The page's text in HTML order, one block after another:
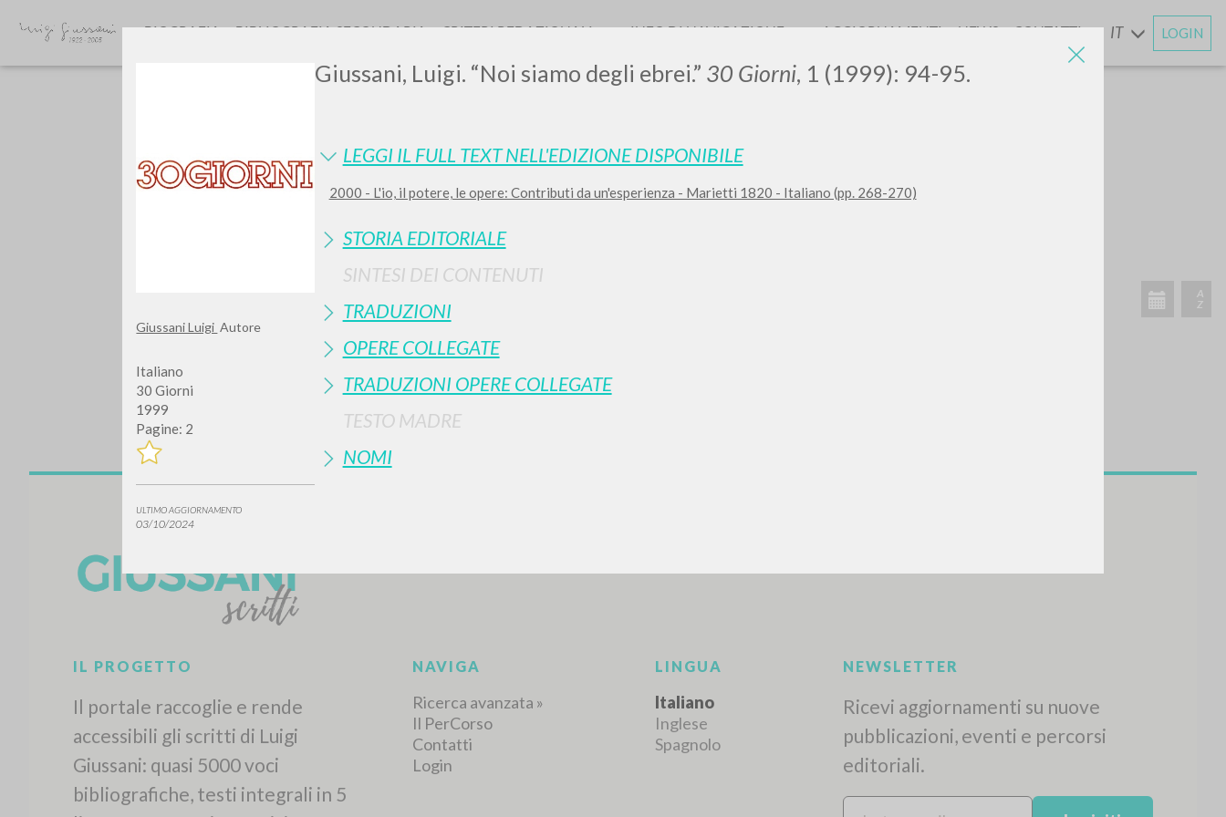
Giussani Luigi Autore
Italiano
30 Giorni
1999
Pagine: 2
ULTIMO AGGIORNAMENTO
03/10/2024
Giussani, Luigi. “Noi siamo degli ebrei.” 30 Giorni, 1 (1999): 94-95.
LEGGI IL FULL TEXT NELL'EDIZIONE DISPONIBILE
2000 - L'io, il potere, le opere: Contributi da un'esperienza - Marietti 1820 - Italiano (pp. 268-270)
STORIA EDITORIALE
SINTESI DEI CONTENUTI
TRADUZIONI
OPERE COLLEGATE
TRADUZIONI OPERE COLLEGATE
TESTO MADRE
NOMI
BIOGRAFIA BIBLIOGRAFIA SECONDARIA CRITERI REDAZIONALI INFO DI NAVIGAZIONE AGGIORNAMENTIENEWS CONTATTI IT LOGIN
TIPOLOGIA OPERA LINGUA
A
Z
IL PROGETTO
Il portale raccoglie e rende
accessibili gli scritti di Luigi
Giussani: quasi 5000 voci
bibliografiche, testi integrali in 5
NAVIGA
Ricerca avanzata »
Il PerCorso
Contatti
Login
LINGUA
Italiano
Inglese
Spagnolo
NEWSLETTER
Ricevi aggiornamenti su nuove
pubblicazioni, eventi e percorsi
editoriali.